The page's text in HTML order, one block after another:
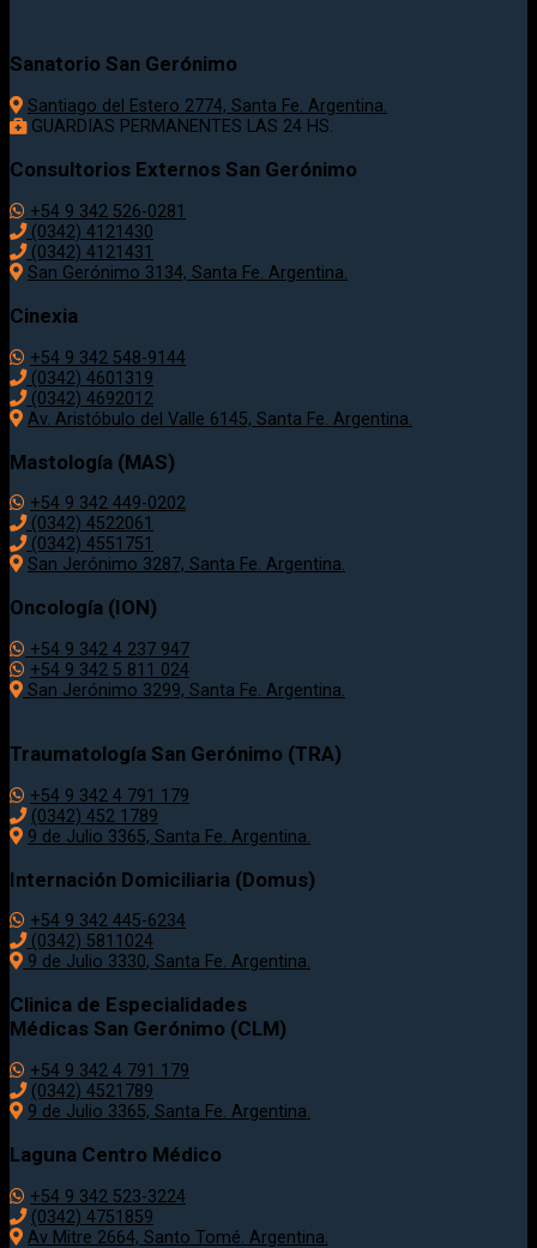
Sanatorio San Gerónimo
Santiago del Estero 2774, Santa Fe. Argentina.
GUARDIAS PERMANENTES LAS 24 HS.
Consultorios Externos San Gerónimo
+54 9 342 526-0281
(0342) 4121430
(0342) 4121431
San Gerónimo 3134, Santa Fe. Argentina.
Cinexia
+54 9 342 548-9144
(0342) 4601319
(0342) 4692012
Av. Aristóbulo del Valle 6145, Santa Fe. Argentina.
Mastología (MAS)
+54 9 342 449-0202
(0342) 4522061
(0342) 4551751
San Jerónimo 3287, Santa Fe. Argentina.
Oncología (ION)
+54 9 342 4 237 947
+54 9 342 5 811 024
San Jerónimo 3299, Santa Fe. Argentina.
Traumatología San Gerónimo (TRA)
+54 9 342 4 791 179
(0342) 452 1789
9 de Julio 3365, Santa Fe. Argentina.
Internación Domiciliaria (Domus)
+54 9 342 445-6234
(0342) 5811024
9 de Julio 3330, Santa Fe. Argentina.
Clinica de Especialidades
Médicas San Gerónimo (CLM)
+54 9 342 4 791 179
(0342) 4521789
9 de Julio 3365, Santa Fe. Argentina.
Laguna Centro Médico
+54 9 342 523-3224
(0342) 4751859
Av Mitre 2664, Santo Tomé. Argentina.